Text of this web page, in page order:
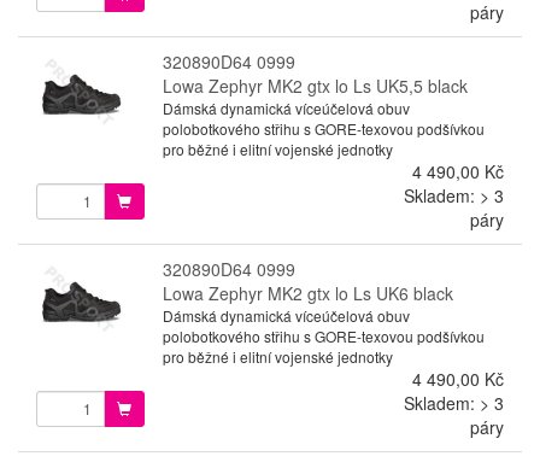
páry
320890D64 0999
Lowa Zephyr MK2 gtx lo Ls UK5,5 black
Dámská dynamická víceúčelová obuv
polobotkového střihu s GORE-texovou podšívkou
pro běžné i elitní vojenské jednotky
4 490,00 Kč
Skladem: > 3
páry
320890D64 0999
Lowa Zephyr MK2 gtx lo Ls UK6 black
Dámská dynamická víceúčelová obuv
polobotkového střihu s GORE-texovou podšívkou
pro běžné i elitní vojenské jednotky
4 490,00 Kč
Skladem: > 3
páry